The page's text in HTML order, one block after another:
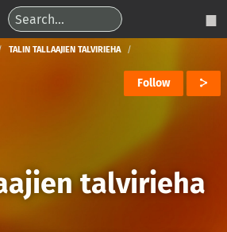
TALIN TALLAAJIEN TALVIRIEHA
Follow
talvirieha